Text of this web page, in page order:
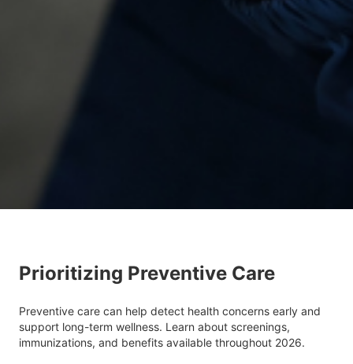
Men's Health Month at
Providence Health Plan
This Men's Health Month, learn how connection, support, and
preventive care can help men stay healthier and encourage
better health outcomes at every stage of life.